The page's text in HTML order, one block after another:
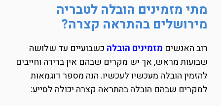
מתי מזמינים הובלה לטבריה
מירושלים בהתראה קצרה?
רוב האנשים מזמינים הובלה כשבועיים עד שלושה
שבועות מראש, אך יש מקרים שבהם אין ברירה וחייבים
להזמין הובלה מעכשיו לעכשיו. הנה מספר דוגמאות
למקרים שבהם הובלה בהתראה קצרה יכולה לסייע: